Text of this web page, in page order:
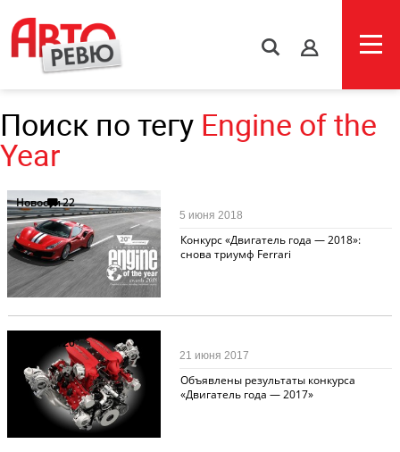
s
Поиск по тегу Engine of the
Year
Новости22
Конкурс «Двигатель года — 2018»:
снова триумф Ferrari
5 июня 2018
20
Объявлены результаты конкурса
«Двигатель года — 2017»
21 июня 2017